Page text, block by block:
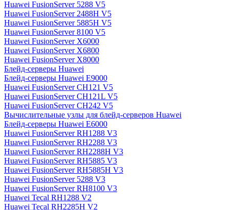
Huawei FusionServer 5288 V5
Huawei FusionServer 2488H V5
Huawei FusionServer 5885H V5
Huawei FusionServer 8100 V5
Huawei FusionServer X6000
Huawei FusionServer X6800
Huawei FusionServer X8000
Блейд-серверы Huawei
Блейд-серверы Huawei E9000
Huawei FusionServer CH121 V5
Huawei FusionServer CH121L V5
Huawei FusionServer CH242 V5
Вычислительные узлы для блейд-серверов Huawei
Блейд-серверы Huawei E6000
Huawei FusionServer RH1288 V3
Huawei FusionServer RH2288 V3
Huawei FusionServer RH2288H V3
Huawei FusionServer RH5885 V3
Huawei FusionServer RH5885H V3
Huawei FusionServer 5288 V3
Huawei FusionServer RH8100 V3
Huawei Tecal RH1288 V2
Huawei Tecal RH2285H V2